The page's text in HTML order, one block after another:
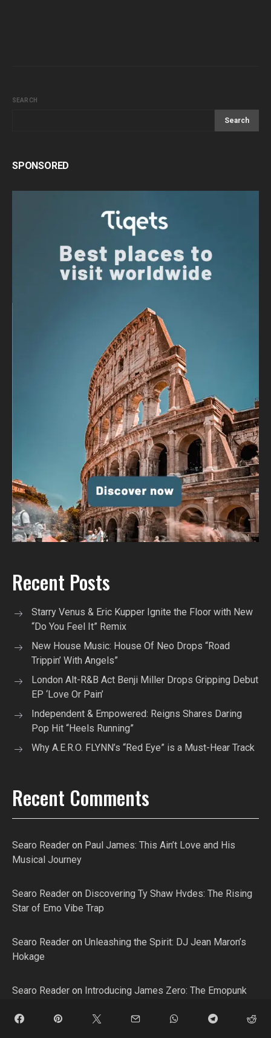
SEARCH
Search
SPONSORED
Recent Posts
Starry Venus & Eric Kupper Ignite the Floor with New
“Do You Feel It” Remix
New House Music: House Of Neo Drops “Road
Trippin’ With Angels”
London Alt-R&B Act Benji Miller Drops Gripping Debut
EP ‘Love Or Pain’
Independent & Empowered: Reigns Shares Daring
Pop Hit “Heels Running”
Why A.E.R.O. FLYNN’s “Red Eye” is a Must-Hear Track
Recent Comments
Searo Reader on Paul James: This Ain’t Love and His
Musical Journey
Searo Reader on Discovering Ty Shaw Hvdes: The Rising
Star of Emo Vibe Trap
Searo Reader on Unleashing the Spirit: DJ Jean Maron’s
Hokage
Searo Reader on Introducing James Zero: The Emopunk